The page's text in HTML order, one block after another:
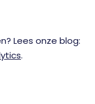
Lees onze blog:
.